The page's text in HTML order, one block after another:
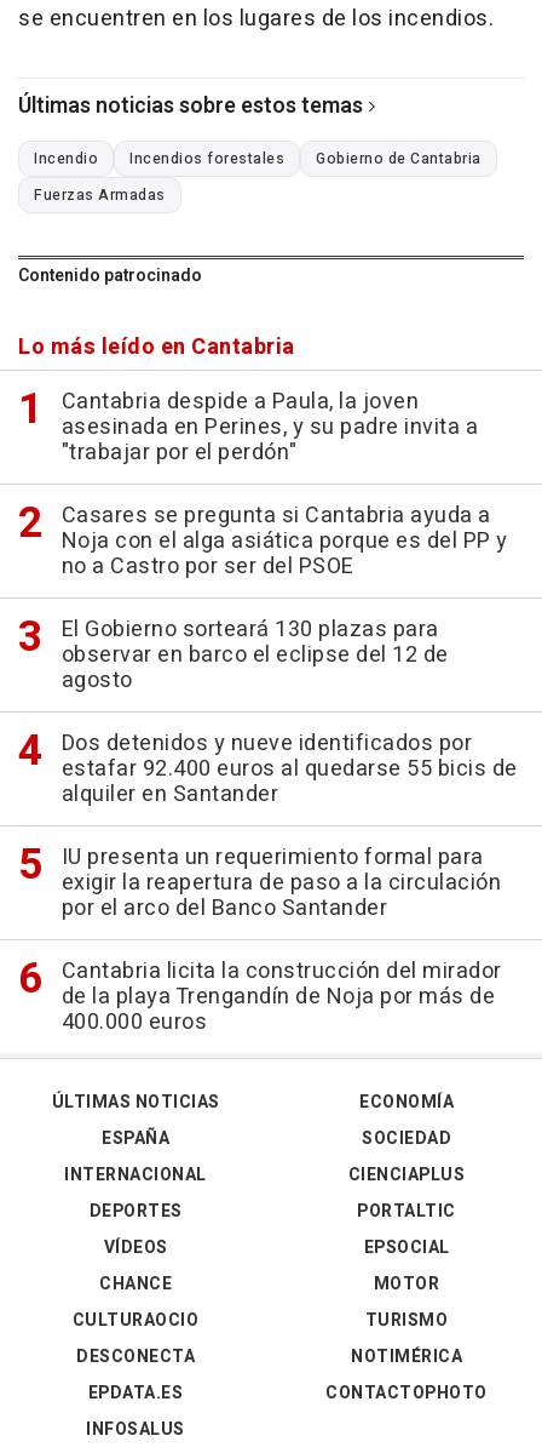
se encuentren en los lugares de los incendios.
Últimas noticias sobre estos temas
Incendio Incendios forestales
Gobierno de Cantabria
Fuerzas Armadas
Contenido patrocinado
Lo más leído en Cantabria
Cantabria despide a Paula, la joven
asesinada en Perines, y su padre invita a
"trabajar por el perdón"
Casares se pregunta si Cantabria ayuda a
Noja con el alga asiática porque es del PP y
no a Castro por ser del PSOE
El Gobierno sorteará 130 plazas para
observar en barco el eclipse del 12 de
agosto
Dos detenidos y nueve identificados por
estafar 92.400 euros al quedarse 55 bicis de
alquiler en Santander
IU presenta un requerimiento formal para
exigir la reapertura de paso a la circulación
por el arco del Banco Santander
Cantabria licita la construcción del mirador
de la playa Trengandín de Noja por más de
400.000 euros
ÚLTIMAS NOTICIAS
ESPAÑA
INTERNACIONAL
DEPORTES
VÍDEOS
ECONOMÍA
SOCIEDAD
CIENCIAPLUS
PORTALTIC
EPSOCIAL
CHANCE
CULTURAOCIO
DESCONECTA
EPDATA.ES
INFOSALUS
MOTOR
TURISMO
NOTIMÉRICA
CONTACTOPHOTO